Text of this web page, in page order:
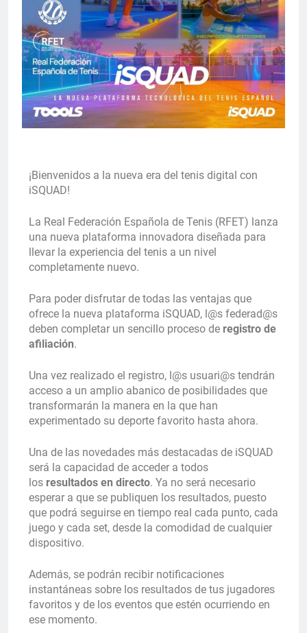
¡Bienvenidos a la nueva era del tenis digital con
iSQUAD!
La Real Federación Española de Tenis (RFET) lanza
una nueva plataforma innovadora diseñada para
llevar la experiencia del tenis a un nivel
completamente nuevo.
Para poder disfrutar de todas las ventajas que
ofrece la nueva plataforma iSQUAD, l@s federad@s
deben completar un sencillo proceso de registro de
afiliación.
Una vez realizado el registro, l@s usuari@s tendrán
acceso a un amplio abanico de posibilidades que
transformarán la manera en la que han
experimentado su deporte favorito hasta ahora.
Una de las novedades más destacadas de iSQUAD
será la capacidad de acceder a todos
los resultados en directo. Ya no será necesario
esperar a que se publiquen los resultados, puesto
que podrá seguirse en tiempo real cada punto, cada
juego y cada set, desde la comodidad de cualquier
dispositivo.
Además, se podrán recibir notificaciones
instantáneas sobre los resultados de tus jugadores
favoritos y de los eventos que estén ocurriendo en
ese momento.